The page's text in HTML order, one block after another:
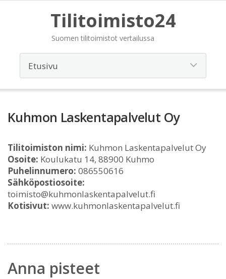
Tilitoimisto24
Suomen tilitoimistot vertailussa
Kuhmon Laskentapalvelut Oy
Tilitoimiston nimi: Kuhmon Laskentapalvelut Oy
Osoite: Koulukatu 14, 88900 Kuhmo
Puhelinnumero: 086550616
Sähköpostiosoite:
toimisto@kuhmonlaskentapalvelut.fi
Kotisivut: www.kuhmonlaskentapalvelut.fi
Anna pisteet